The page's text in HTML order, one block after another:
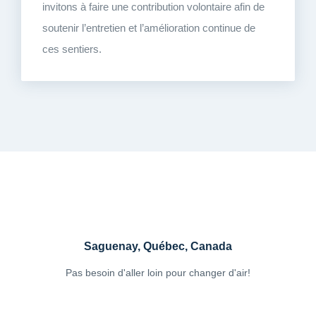
invitons à faire une contribution volontaire afin de
soutenir l’entretien et l’amélioration continue de
ces sentiers.
Saguenay, Québec, Canada
Pas besoin d'aller loin pour changer d'air!